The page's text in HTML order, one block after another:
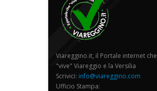
Viareggino.it, il Portale internet che
"vive" Viareggio e la Versilia
Scrivici: info@viareggino.com
Ufficio Stampa: